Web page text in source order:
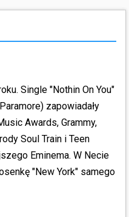
Single "Nothin On You"
zapowiadały
Awards, Grammy,
Soul Train i Teen
Eminema. W Necie
"New York" samego